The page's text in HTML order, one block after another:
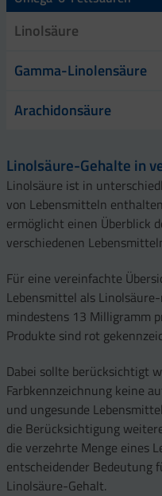
Linolsäure
Gamma-Linolensäure
Arachidonsäure
Linolsäure-Gehalte in
Linolsäure ist in
von Lebensmitteln
ermöglicht einen Überblick
verschiedenen
Für eine vereinfachte
Lebensmittel als
mindestens 13 Milligramm
Produkte sind rot
Dabei sollte berücksichtigt
Farbkennzeichnung keine
und ungesunde
die Berücksichtigung
die verzehrte Menge eines
entscheidender Bedeutung
Linolsäure-Gehalt.